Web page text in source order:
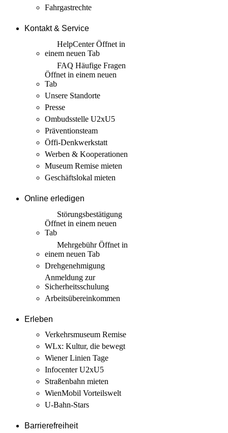
Fahrgastrechte
Kontakt & Service
HelpCenterÖffnet in
einem neuen Tab
FAQ Häufige Fragen
Öffnet in einem neuen
Tab
Unsere Standorte
Presse
Ombudsstelle U2xU5
Präventionsteam
Öffi-Denkwerkstatt
Werben & Kooperationen
Museum Remise mieten
Geschäftslokal mieten
Online erledigen
Störungs­bestätigung
Öffnet in einem neuen
Tab
MehrgebührÖffnet in
einem neuen Tab
Drehgenehmigung
Anmeldung zur
Sicherheits­schulung
Arbeits­übereinkommen
Erleben
Verkehrsmuseum Remise
WLx: Kultur, die bewegt
Wiener Linien Tage
Infocenter U2xU5
Straßenbahn mieten
WienMobil Vorteilswelt
U-Bahn-Stars
Barrierefreiheit